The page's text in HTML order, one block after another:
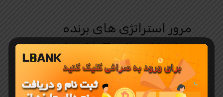
مرور استراتژی های برنده
Trading Master را کپی کنید
قسمت 1 راه اندازی شده است و می
توانید در آینده معامله گران برجسته